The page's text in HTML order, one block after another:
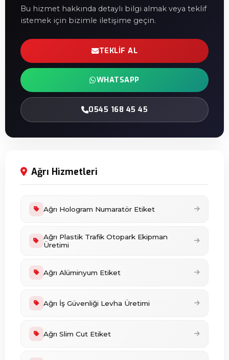
Bu hizmet hakkında detaylı bilgi almak veya teklif
istemek için bizimle iletişime geçin.
TEKLIF AL
WHATSAPP
0545 168 45 45
Ağrı Hizmetleri
Ağrı Hologram Numaratör Etiket
Ağrı Plastik Trafik Otopark Ekipman
Üretimi
Ağrı Alüminyum Etiket
Ağrı İş Güvenliği Levha Üretimi
Ağrı Slim Cut Etiket